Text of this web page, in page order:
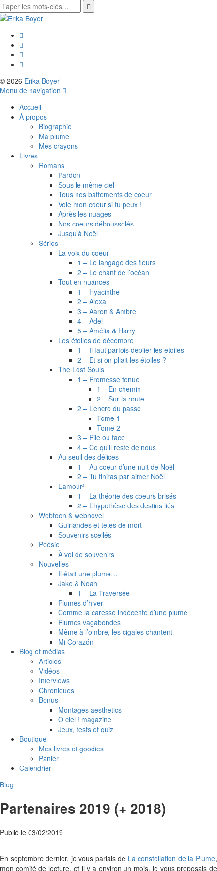
© 2026 Erika Boyer
Menu de navigation
Accueil
À propos
Biographie
Ma plume
Mes crayons
Livres
Romans
Pardon
Sous le même ciel
Tous nos battements de coeur
Vole mon coeur si tu peux !
Après les nuages
Nos coeurs déboussolés
Jusqu’à Noël
Séries
La voix du coeur
1 – Le langage des fleurs
2 – Le chant de l’océan
Tout en nuances
1 – Hyacinthe
2 – Alexa
3 – Aaron & Ambre
4 – Adel
5 – Amélia & Harry
Les étoiles de décembre
1 – Il faut parfois déplier les étoiles
2 – Et si on pliait les étoiles ?
The Lost Souls
1 – Promesse tenue
1 – En chemin
2 – Sur la route
2 – L’encre du passé
Tome 1
Tome 2
3 – Pile ou face
4 – Ce qu’il reste de nous
Au seuil des délices
1 – Au coeur d’une nuit de Noël
2 – Tu finiras par aimer Noël
L’amour²
1 – La théorie des coeurs brisés
2 – L’hypothèse des destins liés
Webtoon & webnovel
Guirlandes et têtes de mort
Souvenirs scellés
Poésie
À vol de souvenirs
Nouvelles
Il était une plume…
Jake & Noah
1 – La Traversée
Plumes d’hiver
Comme la caresse indécente d’une plume
Plumes vagabondes
Même à l’ombre, les cigales chantent
Mi Corazón
Blog et médias
Articles
Vidéos
Interviews
Chroniques
Bonus
Montages aesthetics
Ô ciel ! magazine
Jeux, tests et quiz
Boutique
Mes livres et goodies
Panier
Calendrier
Blog
Partenaires 2019 (+ 2018)
Publié le 03/02/2019
En septembre dernier, je vous parlais de La constellation de la Plume,
mon comité de lecture, et il y a environ un mois, je vous proposais de